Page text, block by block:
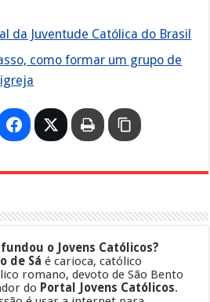
da Juventude Católica do Brasil
como formar um grupo de
o Jovens Católicos?
de Sá é carioca, católico
romano, devoto de São Bento
do Portal Jovens Católicos.